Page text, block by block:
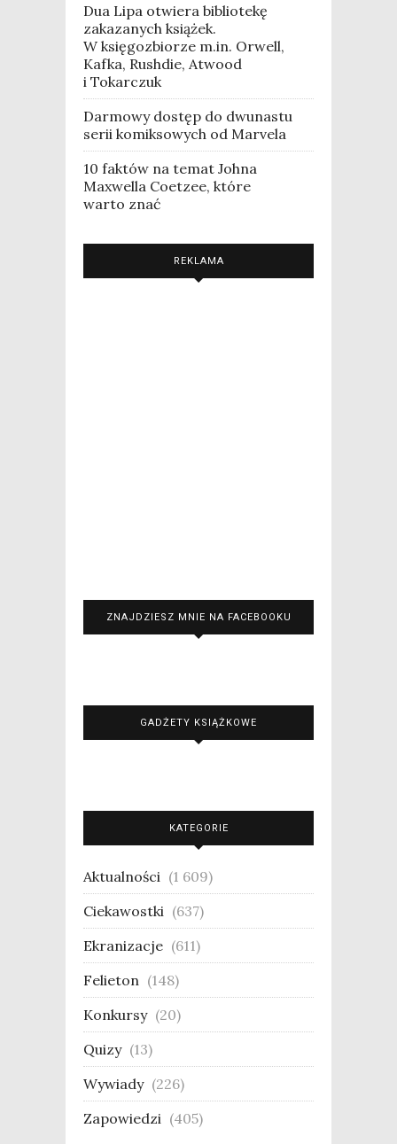
Dua Lipa otwiera bibliotekę
zakazanych książek.
W księgozbiorze m.in. Orwell,
Kafka, Rushdie, Atwood
i Tokarczuk
Darmowy dostęp do dwunastu
serii komiksowych od Marvela
10 faktów na temat Johna
Maxwella Coetzee, które
warto znać
REKLAMA
ZNAJDZIESZ MNIE NA FACEBOOKU
GADŻETY KSIĄŻKOWE
KATEGORIE
Aktualności (1 609)
Ciekawostki (637)
Ekranizacje (611)
Felieton (148)
Konkursy (20)
Quizy (13)
Wywiady (226)
Zapowiedzi (405)